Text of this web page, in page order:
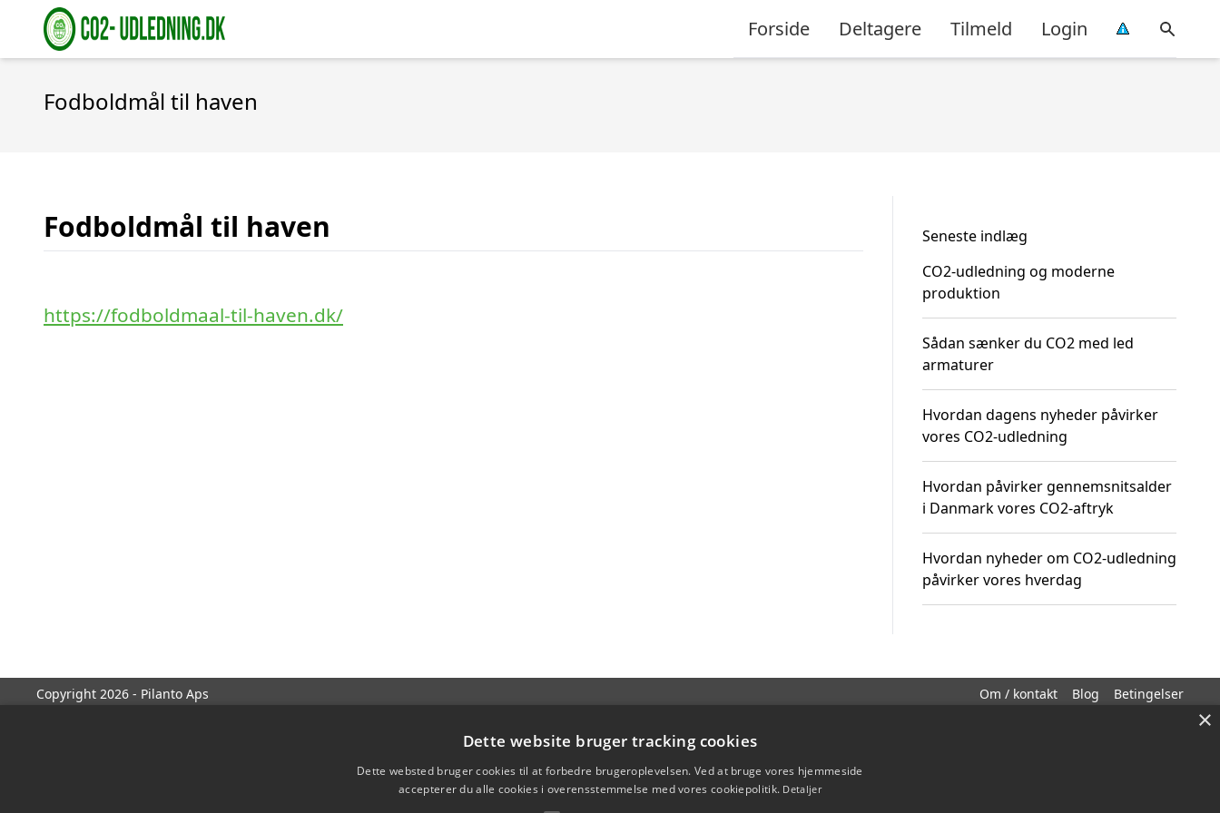
Forside Deltagere Tilmeld Login
Fodboldmål til haven
Fodboldmål til haven
https://fodboldmaal-til-haven.dk/
Seneste indlæg
CO2-udledning og moderne
produktion
Sådan sænker du CO2 med led
armaturer
Hvordan dagens nyheder påvirker
vores CO2-udledning
Hvordan påvirker gennemsnitsalder
i Danmark vores CO2-aftryk
Hvordan nyheder om CO2-udledning
påvirker vores hverdag
Copyright 2026 - Pilanto Aps Om / kontakt Blog Betingelser
×
Dette website bruger tracking cookies
Dette websted bruger cookies til at forbedre brugeroplevelsen. Ved at bruge vores hjemmeside
accepterer du alle cookies i overensstemmelse med vores cookiepolitik. Detaljer